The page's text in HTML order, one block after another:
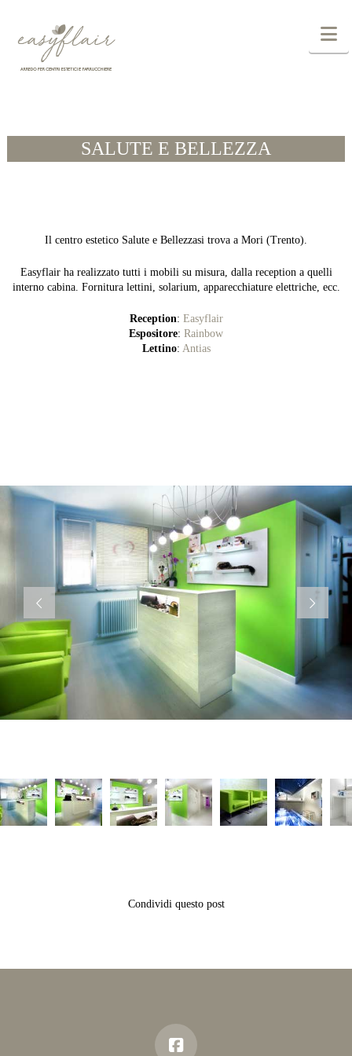
SALUTE E BELLEZZA
Il centro estetico Salute e Bellezzasi trova a Mori (Trento).
Easyflair ha realizzato tutti i mobili su misura, dalla reception a quelli
interno cabina. Fornitura lettini, solarium, apparecchiature elettriche, ecc.
Reception: Easyflair
Espositore: Rainbow
Lettino: Antias
Condividi questo post